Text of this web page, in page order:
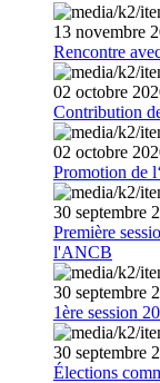
13 novembre
Rencontre
02 octobre
Contribution
02 octobre
Promotion de
30 septembre
Première
l'ANCB
30 septembre
1ère session
30 septembre
Élections